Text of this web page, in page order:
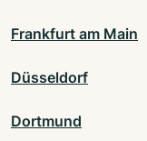
Frankfurt am Main
Düsseldorf
Dortmund